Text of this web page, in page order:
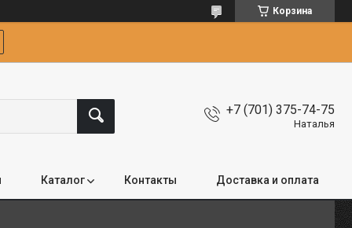
Корзина
+7 (701) 375-74-75
Наталья
Каталог Контакты Доставка и оплата